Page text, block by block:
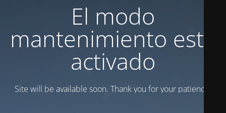
El modo
mantenimiento está
activado
Site will be available soon. Thank you for your patience!